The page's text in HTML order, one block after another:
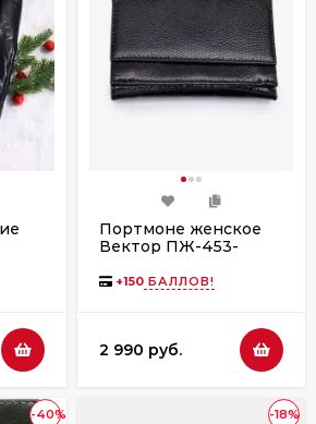
Портмоне женское
Вектор ПЖ-453-
варан
+150 БАЛЛОВ!
2 990 руб.
-40% -18%